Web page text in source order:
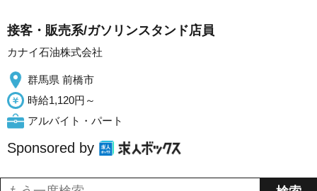
接客・販売系/ガソリンスタンド店員
カナイ石油株式会社
群馬県 前橋市
時給1,120円～
アルバイト・パート
Sponsored by